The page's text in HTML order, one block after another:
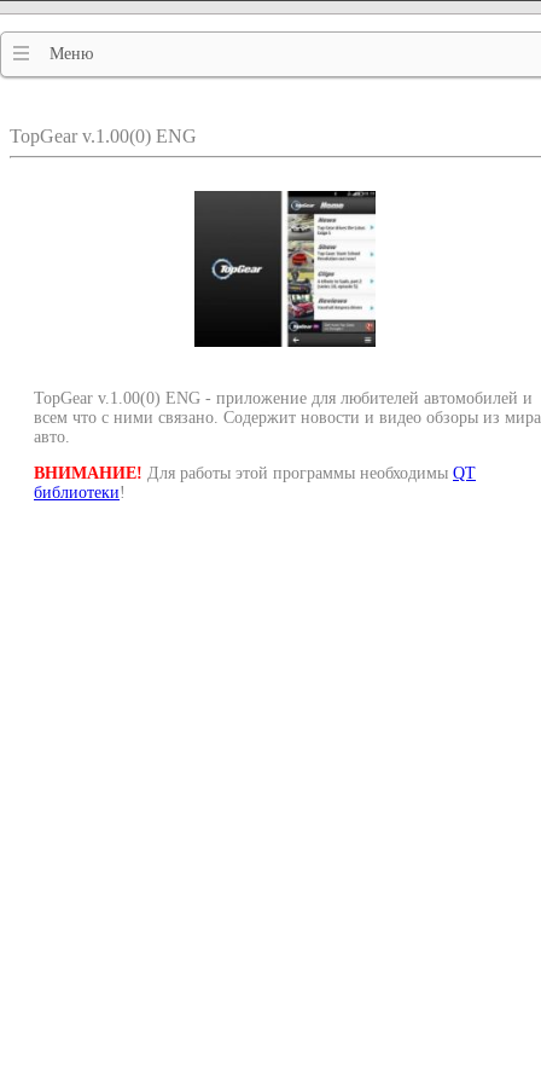
Меню
TopGear v.1.00(0) ENG
TopGear v.1.00(0) ENG - приложение для любителей автомобилей и
всем что с ними связано. Содержит новости и видео обзоры из мира
авто.
ВНИМАНИЕ! Для работы этой программы необходимы QT
библиотеки!